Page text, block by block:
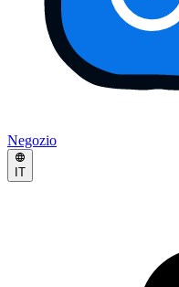
Negozio
IT